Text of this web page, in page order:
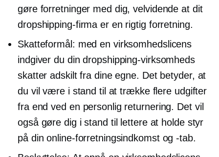
gøre forretninger med dig, velvidende at dit
dropshipping-firma er en rigtig forretning.
Skatteformål: med en virksomhedslicens
indgiver du din dropshipping-virksomheds
skatter adskilt fra dine egne. Det betyder, at
du vil være i stand til at trække flere udgifter
fra end ved en personlig returnering. Det vil
også gøre dig i stand til lettere at holde styr
på din online-forretningsindkomst og -tab.